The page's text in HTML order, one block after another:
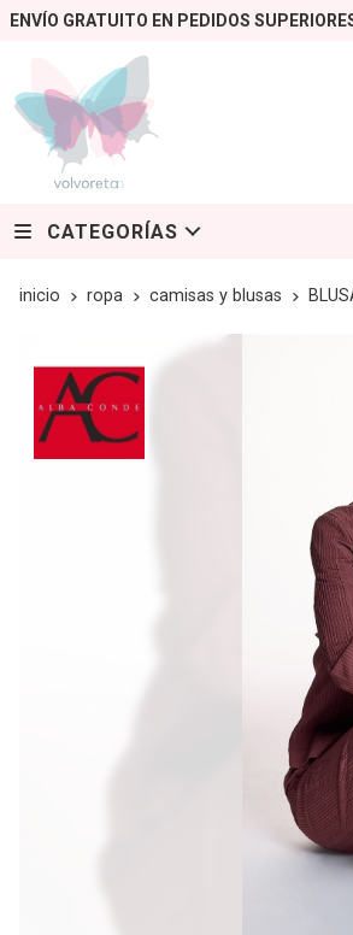
ENVÍO GRATUITO EN PEDIDOS
CATEGORÍAS
inicio ropa camisas y blusas